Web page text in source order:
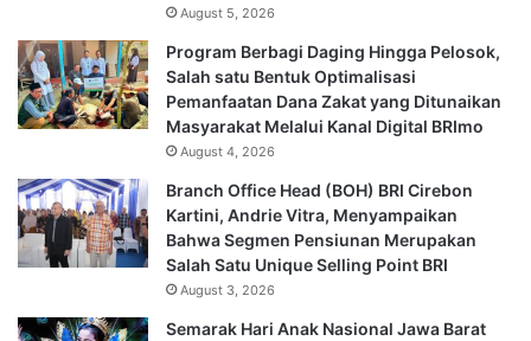
August 5, 2026
Program Berbagi Daging Hingga Pelosok,
Salah satu Bentuk Optimalisasi
Pemanfaatan Dana Zakat yang Ditunaikan
Masyarakat Melalui Kanal Digital BRImo
August 4, 2026
Branch Office Head (BOH) BRI Cirebon
Kartini, Andrie Vitra, Menyampaikan
Bahwa Segmen Pensiunan Merupakan
Salah Satu Unique Selling Point BRI
August 3, 2026
Semarak Hari Anak Nasional Jawa Barat